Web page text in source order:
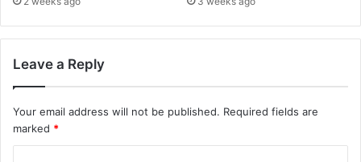
Leave a Reply
Your email address will not be published. Required fields are
marked *